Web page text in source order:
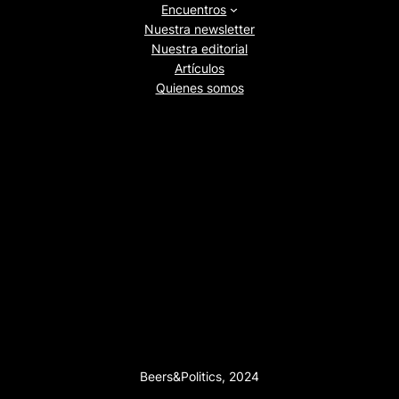
Encuentros
Nuestra newsletter
Nuestra editorial
Artículos
Quienes somos
Beers&Politics, 2024